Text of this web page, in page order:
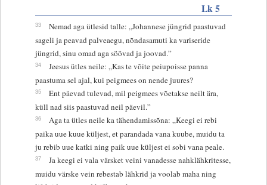
Lk 5
33
Nemad aga ütlesid talle: „Johannese jüngrid paastuvad
sageli ja peavad palveaegu, nõndasamuti ka variseride
jüngrid, sinu omad aga söövad ja joovad.”
34
Jeesus ütles neile: „Kas te võite peiupoisse panna
paastuma sel ajal, kui peigmees on nende juures?
35
Ent päevad tulevad, mil peigmees võetakse neilt ära,
küll nad siis paastuvad neil päevil.”
36
Aga ta ütles neile ka tähendamissõna: „Keegi ei rebi
paika uue kuue küljest, et parandada vana kuube, muidu ta
ju rebib uue katki ning paik uue küljest ei sobi vana peale.
37
Ja keegi ei vala värsket veini vanadesse nahklähkritesse,
muidu värske vein rebestab lähkrid ja voolab maha ning